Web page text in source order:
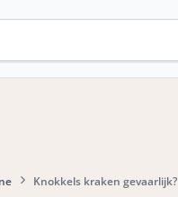
Knokkels kraken gevaarlijk?